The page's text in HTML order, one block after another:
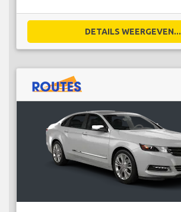
DETAILS WEERGEVEN...